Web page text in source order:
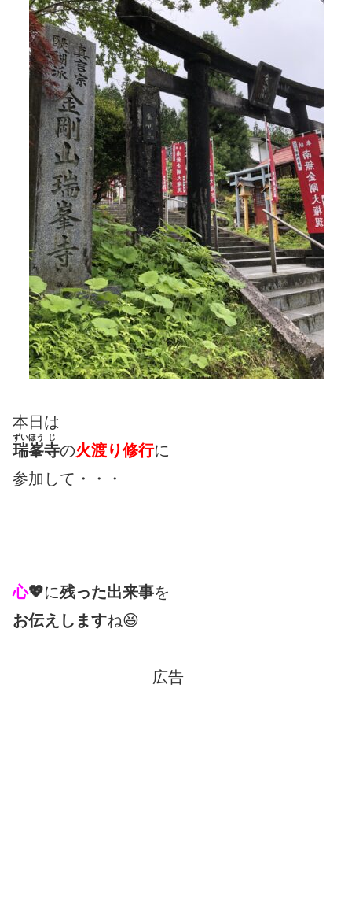
本日は
瑞峯
ずいほう
寺
じ
の火渡り修行に
参加して・・・
心💖に残った出来事を
お伝えしますね😆
広告